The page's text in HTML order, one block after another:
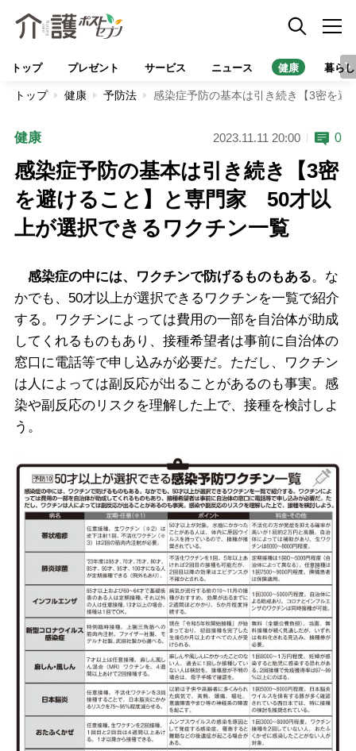
トップ プレゼント サービス ニュース 健康 暮らし
トップ 健康 予防法 感染症予防の基本は引き続き【3密を
健康 2023.11.11 20:00 0
感染症予防の基本は引き続き【3密
を避けること】と専門家 50才以
上が選択できるワクチン一覧
感染症の中には、ワクチンで防げるものもある。な
かでも、50才以上が選択できるワクチンを一覧で紹介
する。ワクチンによっては費用の一部を自治体が助成
してくれるものもあり、接種希望者は事前に自治体の
窓口に電話等で申し込みが必要だ。ただし、ワクチン
は人によっては副反応が出ることがあるのも事実。感
染や副反応のリスクを理解した上で、接種を検討しよ
う。